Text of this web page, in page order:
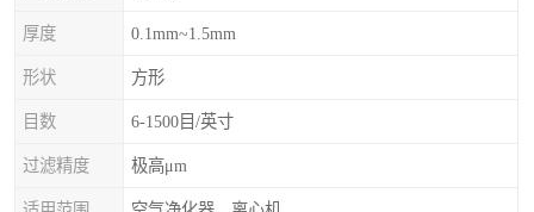
厚度 0.1mm~1.5mm
形状 方形
目数 6-1500目/英寸
过滤精度 极高μm